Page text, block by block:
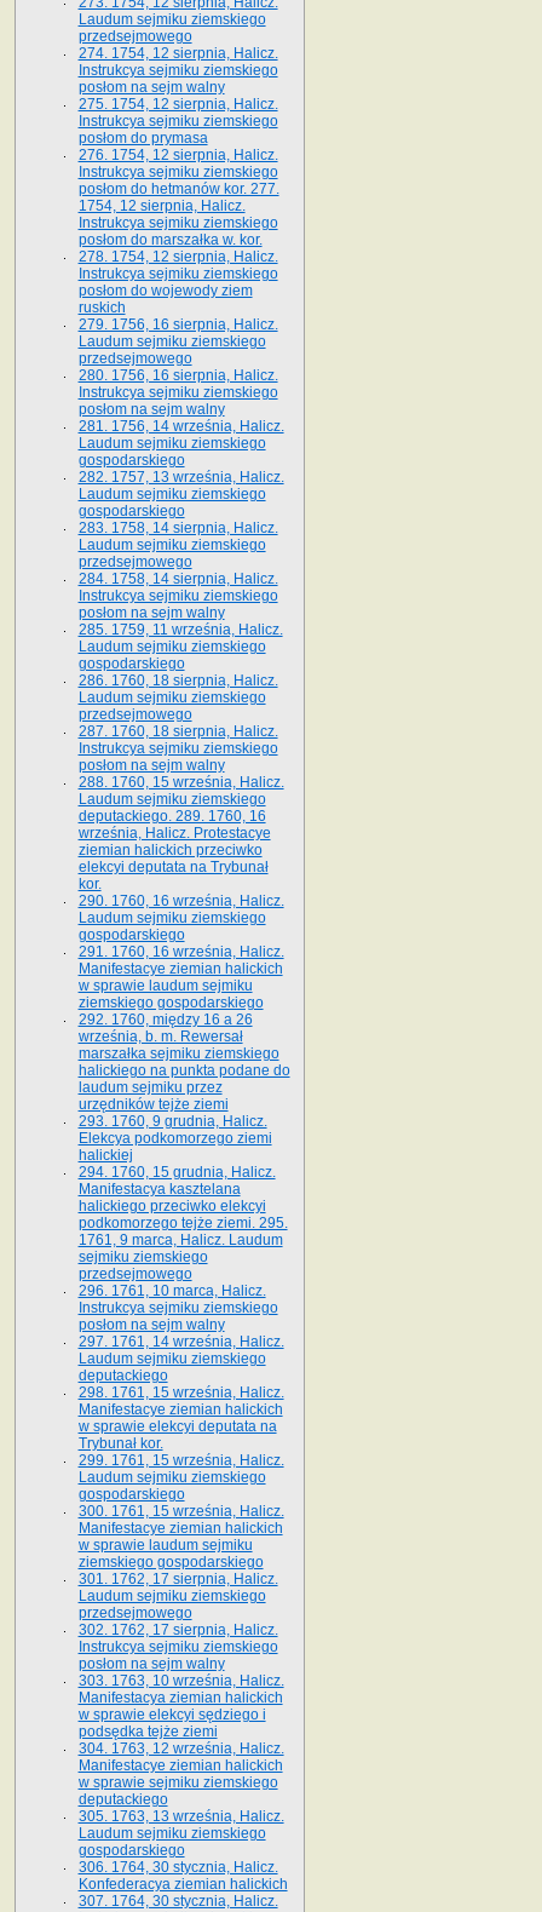
Laudum sejmiku ziemskiego
przedsejmowego
274. 1754, 12 sierpnia, Halicz.
Instrukcya sejmiku ziemskiego
posłom na sejm walny
275. 1754, 12 sierpnia, Halicz.
Instrukcya sejmiku ziemskiego
posłom do prymasa
276. 1754, 12 sierpnia, Halicz.
Instrukcya sejmiku ziemskiego
posłom do hetmanów kor. 277.
1754, 12 sierpnia, Halicz.
Instrukcya sejmiku ziemskiego
posłom do marszałka w. kor.
278. 1754, 12 sierpnia, Halicz.
Instrukcya sejmiku ziemskiego
posłom do wojewody ziem
ruskich
279. 1756, 16 sierpnia, Halicz.
Laudum sejmiku ziemskiego
przedsejmowego
280. 1756, 16 sierpnia, Halicz.
Instrukcya sejmiku ziemskiego
posłom na sejm walny
281. 1756, 14 września, Halicz.
Laudum sejmiku ziemskiego
gospodarskiego
282. 1757, 13 września, Halicz.
Laudum sejmiku ziemskiego
gospodarskiego
283. 1758, 14 sierpnia, Halicz.
Laudum sejmiku ziemskiego
przedsejmowego
284. 1758, 14 sierpnia, Halicz.
Instrukcya sejmiku ziemskiego
posłom na sejm walny
285. 1759, 11 września, Halicz.
Laudum sejmiku ziemskiego
gospodarskiego
286. 1760, 18 sierpnia, Halicz.
Laudum sejmiku ziemskiego
przedsejmowego
287. 1760, 18 sierpnia, Halicz.
Instrukcya sejmiku ziemskiego
posłom na sejm walny
288. 1760, 15 września, Halicz.
Laudum sejmiku ziemskiego
deputackiego. 289. 1760, 16
września, Halicz. Protestacye
ziemian halickich przeciwko
elekcyi deputata na Trybunał
kor.
290. 1760, 16 września, Halicz.
Laudum sejmiku ziemskiego
gospodarskiego
291. 1760, 16 września, Halicz.
Manifestacye ziemian halickich
w sprawie laudum sejmiku
ziemskiego gospodarskiego
292. 1760, między 16 a 26
września, b. m. Rewersał
marszałka sejmiku ziemskiego
halickiego na punkta podane do
laudum sejmiku przez
urzędników tejże ziemi
293. 1760, 9 grudnia, Halicz.
Elekcya podkomorzego ziemi
halickiej
294. 1760, 15 grudnia, Halicz.
Manifestacya kasztelana
halickiego przeciwko elekcyi
podkomorzego tejże ziemi. 295.
1761, 9 marca, Halicz. Laudum
sejmiku ziemskiego
przedsejmowego
296. 1761, 10 marca, Halicz.
Instrukcya sejmiku ziemskiego
posłom na sejm walny
297. 1761, 14 września, Halicz.
Laudum sejmiku ziemskiego
deputackiego
298. 1761, 15 września, Halicz.
Manifestacye ziemian halickich
w sprawie elekcyi deputata na
Trybunał kor.
299. 1761, 15 września, Halicz.
Laudum sejmiku ziemskiego
gospodarskiego
300. 1761, 15 września, Halicz.
Manifestacye ziemian halickich
w sprawie laudum sejmiku
ziemskiego gospodarskiego
301. 1762, 17 sierpnia, Halicz.
Laudum sejmiku ziemskiego
przedsejmowego
302. 1762, 17 sierpnia, Halicz.
Instrukcya sejmiku ziemskiego
posłom na sejm walny
303. 1763, 10 września, Halicz.
Manifestacya ziemian halickich
w sprawie elekcyi sędziego i
podsędka tejże ziemi
304. 1763, 12 września, Halicz.
Manifestacye ziemian halickich
w sprawie sejmiku ziemskiego
deputackiego
305. 1763, 13 września, Halicz.
Laudum sejmiku ziemskiego
gospodarskiego
306. 1764, 30 stycznia, Halicz.
Konfederacya ziemian halickich
307. 1764, 30 stycznia, Halicz.